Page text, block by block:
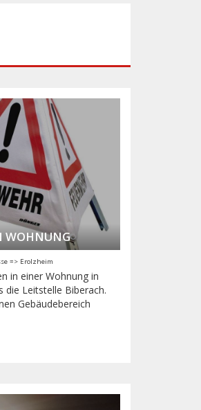
WOHNUNG
=> Erolzheim
in einer Wohnung in
die Leitstelle Biberach.
Gebäudebereich